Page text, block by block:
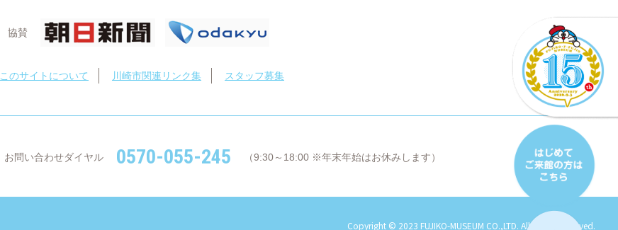
協賛
このサイトについて 川崎市関連リンク集 スタッフ募集
お問い合わせダイヤル 0570-055-245 （9:30～18:00 ※年末年始はお休みします）
Copyright © 2023 FUJIKO-MUSEUM CO.,LTD. All Rights Reserved.